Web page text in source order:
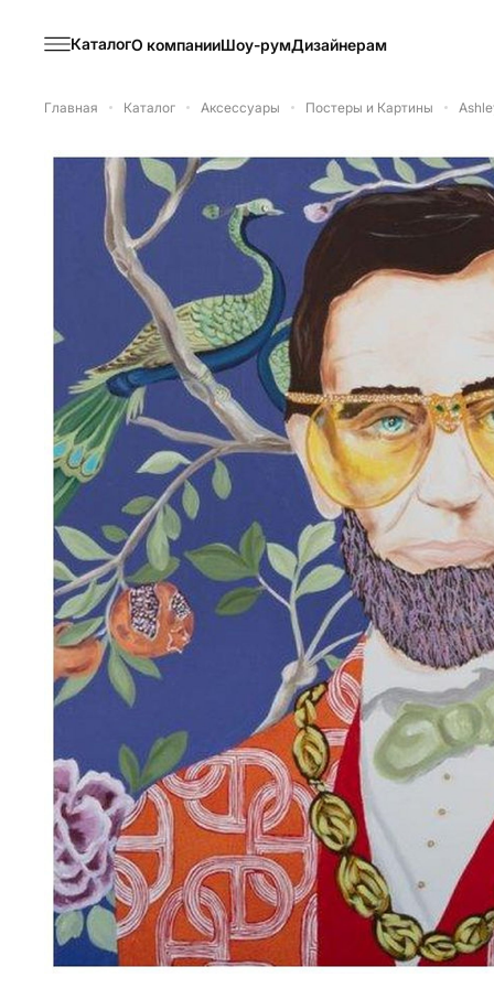
КаталогО компанииШоу-румДизайнерам
Главная Каталог Аксессуары Постеры и Картины